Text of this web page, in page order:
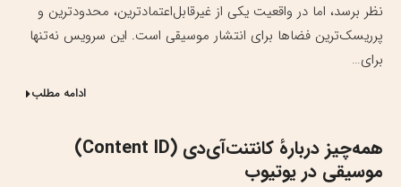
نظر برسد، اما در واقعیت یکی از غیرقابل‌اعتمادترین، محدودترین و
پرریسک‌ترین فضاها برای انتشار موسیقی است. این سرویس نه‌تنها
برای…
ادامه مطلب
همه‌چیز دربارهٔ کانتنت‌آی‌دی (Content ID)
موسیقی در یوتیوب